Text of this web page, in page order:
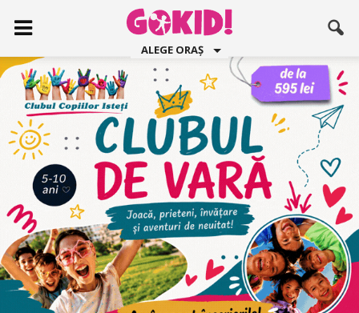
ALEGE ORAȘ